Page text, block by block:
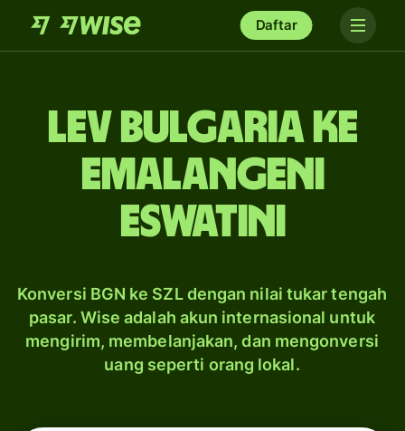
Daftar
lev Bulgaria ke
emalangeni
Eswatini
Konversi BGN ke SZL dengan nilai tukar tengah
pasar. Wise adalah akun internasional untuk
mengirim, membelanjakan, dan mengonversi
uang seperti orang lokal.